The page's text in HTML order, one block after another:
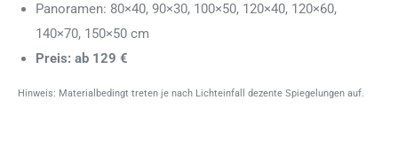
Panoramen: 80×40, 90×30, 100×50, 120×40, 120×60,
140×70, 150×50 cm
Preis: ab 129 €
Hinweis: Materialbedingt treten je nach Lichteinfall dezente Spiegelungen auf.